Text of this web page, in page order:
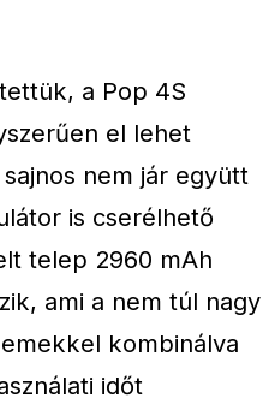
a Pop 4S
el lehet
nem jár együtt
is cserélhető
telep 2960 mAh
ami a nem túl nagy
kombinálva
időt